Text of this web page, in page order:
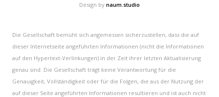
Design by naum.studio
Die Gesellschaft bemüht sich angemessen sicherzustellen, dass die auf
dieser Internetseite angeführten Informationen (nicht die Informationen
auf den Hypertext-Verlinkungen) in der Zeit ihrer letzten Aktualisierung
genau sind. Die Gesellschaft trägt keine Verantwortung für die
Genauigkeit, Vollständigkeit oder für die Folgen, die aus der Nutzung der
auf dieser Seite angeführten Informationen resultieren und ist auch nicht